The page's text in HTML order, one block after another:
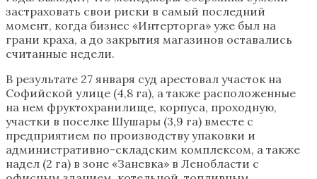
застраховать свои риски в самый последний
момент, когда бизнес «Интерторга» уже был на
грани краха, а до закрытия магазинов оставались
считанные недели.
В результате 27 января суд арестовал участок на
Софийской улице (4,8 га), а также расположенные
на нем фруктохранилище, корпуса, проходную,
участки в поселке Шушары (3,9 га) вместе с
предприятием по производству упаковки и
административно-складским комплексом, а также
надел (2 га) в зоне «Заневка» в Ленобласти с